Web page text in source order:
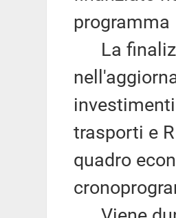
programma
La
trasporti e
quadro